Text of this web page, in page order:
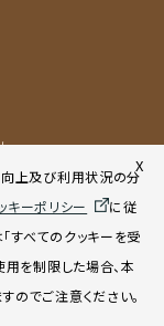
X
向上及び利用状況の分
キーポリシー
に従
すべてのクッキーを受
用を制限した場合、本
のでご注意ください。